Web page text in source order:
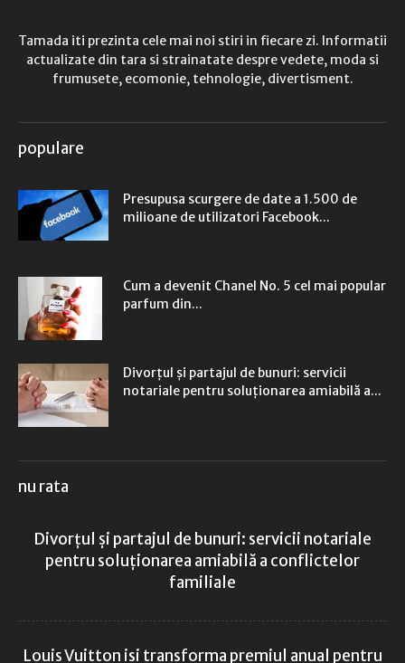
Tamada iti prezinta cele mai noi stiri in fiecare zi. Informatii
actualizate din tara si strainatate despre vedete, moda si
frumusete, ecomonie, tehnologie, divertisment.
populare
Presupusa scurgere de date a 1.500 de
milioane de utilizatori Facebook...
Cum a devenit Chanel No. 5 cel mai popular
parfum din...
Divorțul și partajul de bunuri: servicii
notariale pentru soluționarea amiabilă a...
nu rata
Divorțul și partajul de bunuri: servicii notariale
pentru soluționarea amiabilă a conflictelor
familiale
Louis Vuitton isi transforma premiul anual pentru